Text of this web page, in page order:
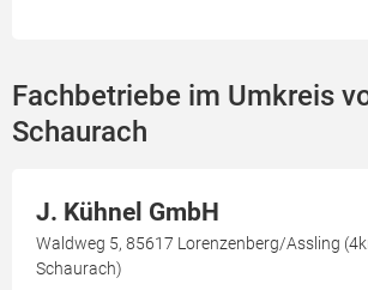
Fachbetriebe im Umkreis
Schaurach
J. Kühnel GmbH
Waldweg 5, 85617 Lorenzenberg/Assling
Schaurach)